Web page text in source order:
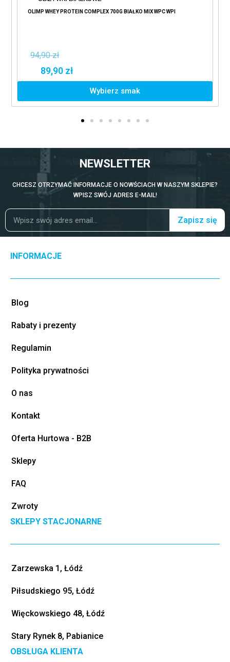
OLIMP WHEY PROTEIN COMPLEX 700G BIAŁKO MIX WPC WPI
94,90 zł
89,90 zł
Wybierz smak
NEWSLETTER
CHCESZ OTRZYMAĆ INFORMACJE O NOWŚCIACH W NASZYM SKLEPIE?
WPISZ SWÓJ ADRES E-MAIL!
Zapisz się
INFORMACJE
Blog
Rabaty i prezenty
Regulamin
Polityka prywatności
O nas
Kontakt
Oferta Hurtowa - B2B
Sklepy
FAQ
Zwroty
SKLEPY STACJONARNE
Zarzewska 1, Łódź
Piłsudskiego 95, Łódź
Więckowskiego 48, Łódź
Stary Rynek 8, Pabianice
OBSŁUGA KLIENTA